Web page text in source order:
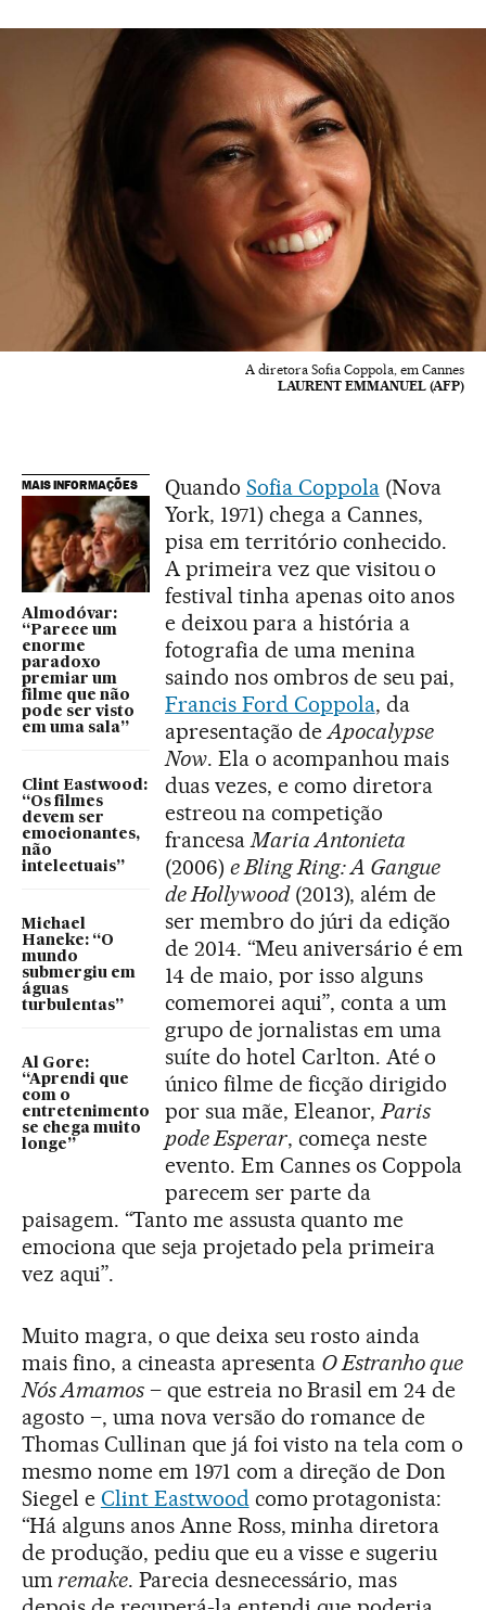
A diretora Sofia Coppola, em Cannes
LAURENT EMMANUEL (AFP)
MAIS INFORMAÇÕES
Almodóvar:
“Parece um
enorme
paradoxo
premiar um
filme que não
pode ser visto
em uma sala”
Clint Eastwood:
“Os filmes
devem ser
emocionantes,
não
intelectuais”
Michael
Haneke: “O
mundo
submergiu em
águas
turbulentas”
Al Gore:
“Aprendi que
com o
entretenimento
se chega muito
longe”
Quando Sofia Coppola(Nova
York, 1971) chega a Cannes,
pisa em território conhecido.
A primeira vez que visitou o
festival tinha apenas oito anos
e deixou para a história a
fotografia de uma menina
saindo nos ombros de seu pai,
Francis Ford Coppola, da
apresentação deApocalypse
Now. Ela o acompanhou mais
duas vezes, e como diretora
estreou na competição
francesaMaria Antonieta
(2006) e Bling Ring: A Gangue
de Hollywood(2013), além de
ser membro do júri da edição
de 2014. “Meu aniversário é em
14 de maio, por isso alguns
comemorei aqui”, conta a um
grupo de jornalistas em uma
suíte do hotel Carlton. Até o
único filme de ficção dirigido
por sua mãe, Eleanor,Paris
pode Esperar, começa neste
evento. Em Cannes os Coppola
parecem ser parte da
paisagem. “Tanto me assusta quanto me
emociona que seja projetado pela primeira
vez aqui”.
Muito magra, o que deixa seu rosto ainda
mais fino, a cineasta apresenta O Estranho que
Nós Amamos– que estreia no Brasil em 24 de
agosto –, uma nova versão do romance de
Thomas Cullinan que já foi visto na tela com o
mesmo nome em 1971 com a direção de Don
Siegel e Clint Eastwoodcomo protagonista:
“Há alguns anos Anne Ross, minha diretora
de produção, pediu que eu a visse e sugeriu
umremake. Parecia desnecessário, mas